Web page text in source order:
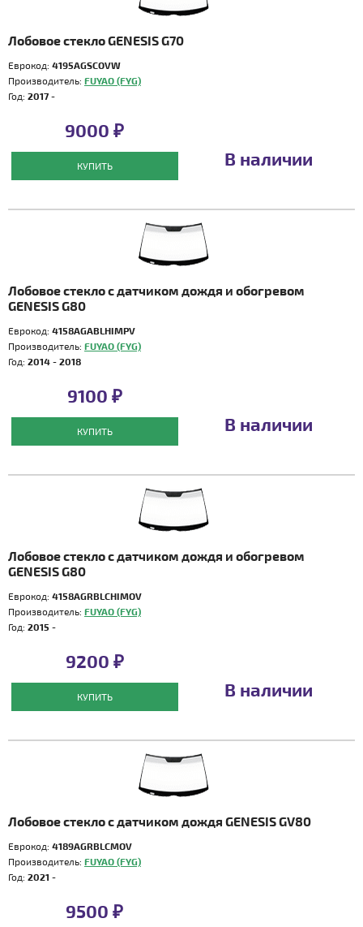
Лобовое стекло GENESIS G70
Еврокод: 4195AGSCOVW
Производитель: FUYAO (FYG)
Год: 2017 -
9000 ₽
КУПИТЬ В наличии
Лобовое стекло с датчиком дождя и обогревом
GENESIS G80
Еврокод: 4158AGABLHIMPV
Производитель: FUYAO (FYG)
Год: 2014 - 2018
9100 ₽
КУПИТЬ В наличии
Лобовое стекло с датчиком дождя и обогревом
GENESIS G80
Еврокод: 4158AGRBLCHIMOV
Производитель: FUYAO (FYG)
Год: 2015 -
9200 ₽
КУПИТЬ В наличии
Лобовое стекло с датчиком дождя GENESIS GV80
Еврокод: 4189AGRBLCMOV
Производитель: FUYAO (FYG)
Год: 2021 -
9500 ₽